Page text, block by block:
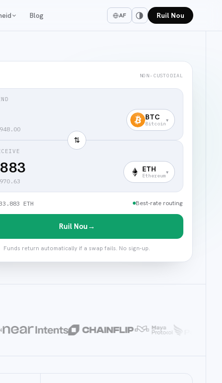
Blog AF Ruil Nou
NON-CUSTODIAL
BTC
Bitcoin
▾
⇅
ETH
Ethereum
▾
ETH Best-rate routing
Ruil Nou →
Funds return automatically if a swap fails. No sign-up.